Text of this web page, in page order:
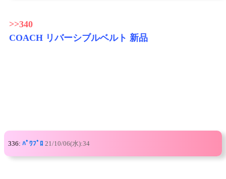
>>340
COACH リバーシブルベルト 新品
336: ﾊﾟﾜﾌﾟﾛ 21/10/06(水):34